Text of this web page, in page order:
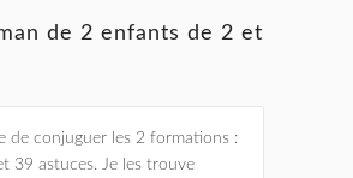
de 2 enfants de 2 et
de conjuguer les 2 formations :
39 astuces. Je les trouve